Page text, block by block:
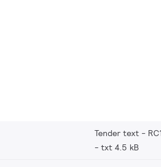
Tender text -
txt 4.5 kB